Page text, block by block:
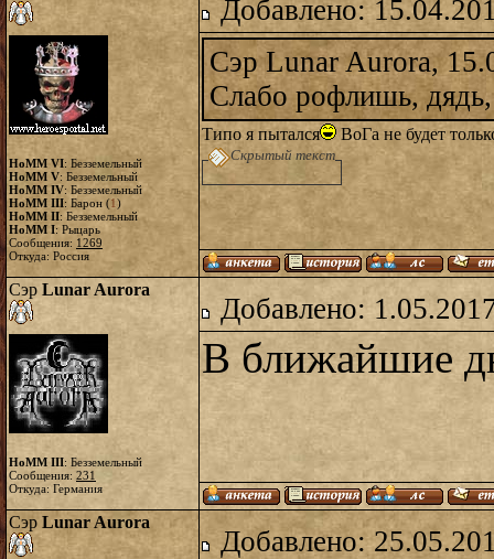
HoMM VI: Безземельный
HoMM V: Безземельный
HoMM IV: Безземельный
HoMM III: Барон (1)
HoMM II: Безземельный
HoMM I: Рыцарь
Сообщения: 1269
Откуда: Россия
Добавлено:
Сэр Lunar Aurora,
Слабо рофлишь,
Типо я пытался ВоГа не будет
Скрытый текст
Сэр Lunar Aurora
HoMM III: Безземельный
Сообщения: 231
Откуда: Германия
Добавлено:
В ближайшие
Сэр Lunar Aurora
Добавлено: